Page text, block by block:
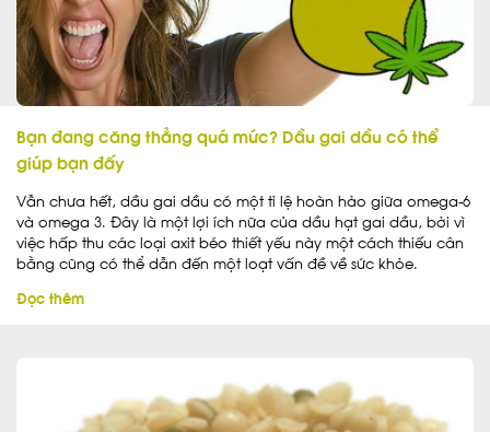
Bạn đang căng thẳng quá mức? Dầu gai dầu có thể
giúp bạn đấy
Vẫn chưa hết, dầu gai dầu có một tỉ lệ hoàn hảo giữa omega-6
và omega 3. Đây là một lợi ích nữa của dầu hạt gai dầu, bởi vì
việc hấp thu các loại axit béo thiết yếu này một cách thiếu cân
bằng cũng có thể dẫn đến một loạt vấn đề về sức khỏe.
Đọc thêm